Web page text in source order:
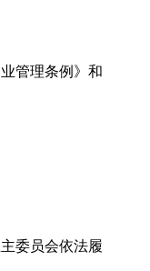
管理条例》和
委员会依法履